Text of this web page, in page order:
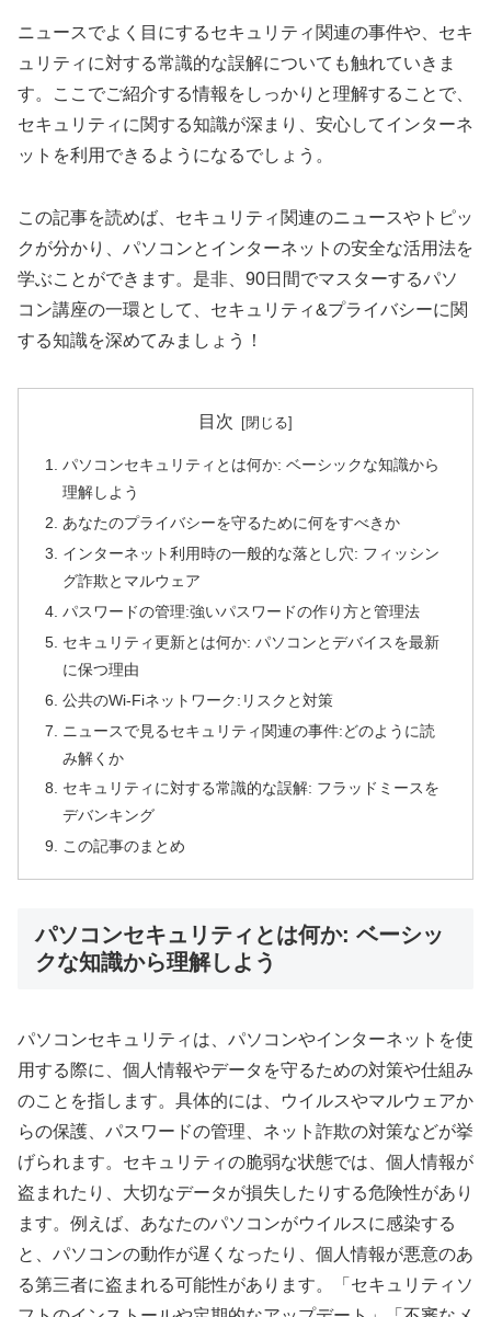
ニュースでよく目にするセキュリティ関連の事件や、セキ
ュリティに対する常識的な誤解についても触れていきま
す。ここでご紹介する情報をしっかりと理解することで、
セキュリティに関する知識が深まり、安心してインターネ
ットを利用できるようになるでしょう。
この記事を読めば、セキュリティ関連のニュースやトピッ
クが分かり、パソコンとインターネットの安全な活用法を
学ぶことができます。是非、90日間でマスターするパソ
コン講座の一環として、セキュリティ&プライバシーに関
する知識を深めてみましょう！
目次
パソコンセキュリティとは何か: ベーシックな知識から
理解しよう
あなたのプライバシーを守るために何をすべきか
インターネット利用時の一般的な落とし穴: フィッシン
グ詐欺とマルウェア
パスワードの管理:強いパスワードの作り方と管理法
セキュリティ更新とは何か: パソコンとデバイスを最新
に保つ理由
公共のWi-Fiネットワーク:リスクと対策
ニュースで見るセキュリティ関連の事件:どのように読
み解くか
セキュリティに対する常識的な誤解: フラッドミースを
デバンキング
この記事のまとめ
パソコンセキュリティとは何か: ベーシッ
クな知識から理解しよう
パソコンセキュリティは、パソコンやインターネットを使
用する際に、個人情報やデータを守るための対策や仕組み
のことを指します。具体的には、ウイルスやマルウェアか
らの保護、パスワードの管理、ネット詐欺の対策などが挙
げられます。セキュリティの脆弱な状態では、個人情報が
盗まれたり、大切なデータが損失したりする危険性があり
ます。例えば、あなたのパソコンがウイルスに感染する
と、パソコンの動作が遅くなったり、個人情報が悪意のあ
る第三者に盗まれる可能性があります。「セキュリティソ